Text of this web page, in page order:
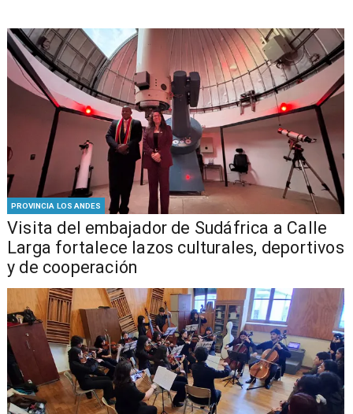
PROVINCIA LOS ANDES
​Visita del embajador de Sudáfrica a Calle
Larga fortalece lazos culturales, deportivos
y de cooperación